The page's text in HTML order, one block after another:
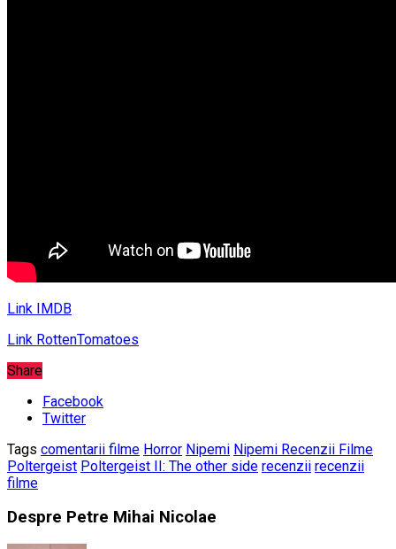
Link IMDB
Link RottenTomatoes
Share
Facebook
Twitter
Tags comentarii filme Horror Nipemi Nipemi Recenzii Filme
Poltergeist Poltergeist II: The other side recenzii recenzii
filme
Despre Petre Mihai Nicolae